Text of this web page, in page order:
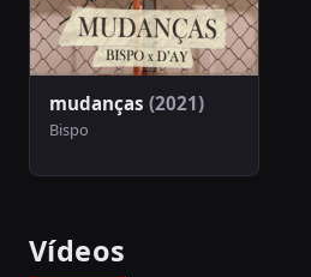
mudanças (2021)
Bispo
Vídeos